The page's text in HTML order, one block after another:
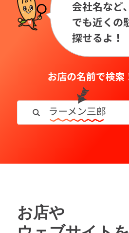
お店や